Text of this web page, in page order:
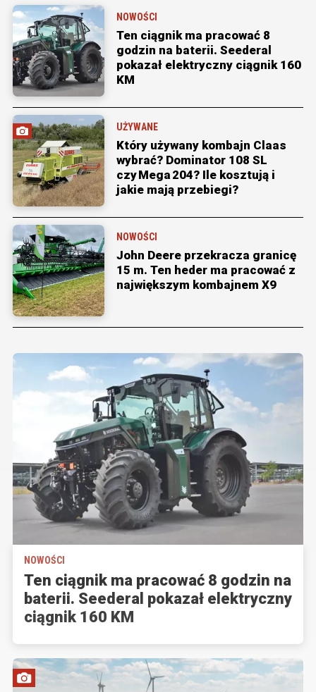
NOWOŚCI
Ten ciągnik ma pracować 8
godzin na baterii. Seederal
pokazał elektryczny ciągnik 160
KM
UŻYWANE
Który używany kombajn Claas
wybrać? Dominator 108 SL
czy Mega 204? Ile kosztują i
jakie mają przebiegi?
NOWOŚCI
John Deere przekracza granicę
15 m. Ten heder ma pracować z
największym kombajnem X9
NOWOŚCI
Ten ciągnik ma pracować 8 godzin na
baterii. Seederal pokazał elektryczny
ciągnik 160 KM